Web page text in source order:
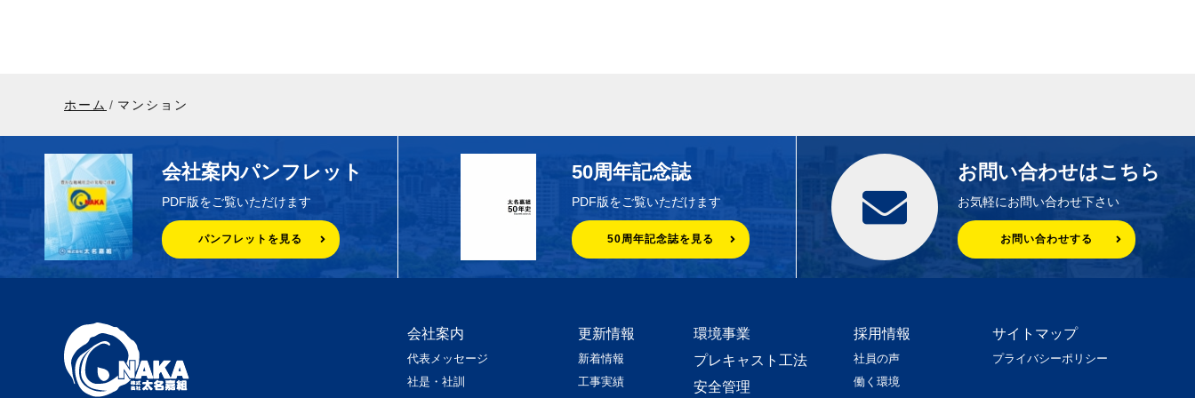
ホーム マンション
会社案内パンフレット
PDF版をご覧いただけます
パンフレットを見る
50周年記念誌
PDF版をご覧いただけます
50周年記念誌を見る
お問い合わせはこちら
お気軽にお問い合わせ下さい
お問い合わせする
会社案内
代表メッセージ
社是・社訓
更新情報
新着情報
工事実績
環境事業
プレキャスト工法
安全管理
採用情報
社員の声
働く環境
サイトマップ
プライバシーポリシー